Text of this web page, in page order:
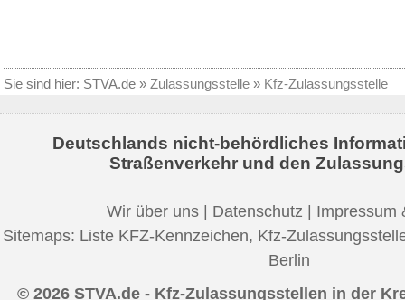
Sie sind hier: STVA.de » Zulassungsstelle » Kfz-Zulassungsstelle
Deutschlands nicht-behördliches
Straßenverkehr und den
Wir über uns Datenschutz
Impressum
Sitemaps: Liste KFZ-Kennzeichen, Kfz-
Berlin
© 2026 STVA.de - Kfz-Zulassungsstellen in der